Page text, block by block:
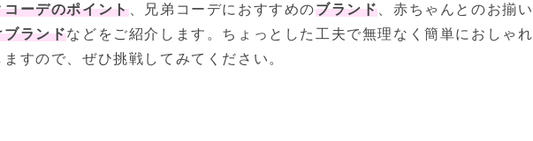
コーデのポイント、兄弟コーデにおすすめのブランド 、赤ちゃんとのお揃い
ブランドなどをご紹介します。ちょっとした工夫で無理なく簡単におしゃれ
すので、ぜひ挑戦してみてください。